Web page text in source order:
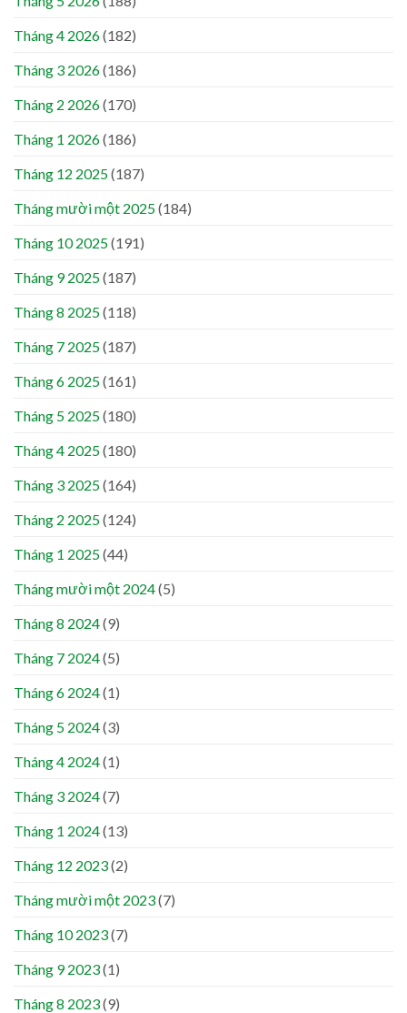
Tháng 4 2026(182)
Tháng 3 2026(186)
Tháng 2 2026(170)
Tháng 1 2026(186)
Tháng 12 2025(187)
Tháng mười một 2025(184)
Tháng 10 2025(191)
Tháng 9 2025(187)
Tháng 8 2025(118)
Tháng 7 2025(187)
Tháng 6 2025(161)
Tháng 5 2025(180)
Tháng 4 2025(180)
Tháng 3 2025(164)
Tháng 2 2025(124)
Tháng 1 2025(44)
Tháng mười một 2024(5)
Tháng 8 2024(9)
Tháng 7 2024(5)
Tháng 6 2024(1)
Tháng 5 2024(3)
Tháng 4 2024(1)
Tháng 3 2024(7)
Tháng 1 2024(13)
Tháng 12 2023(2)
Tháng mười một 2023(7)
Tháng 10 2023(7)
Tháng 9 2023(1)
Tháng 8 2023(9)